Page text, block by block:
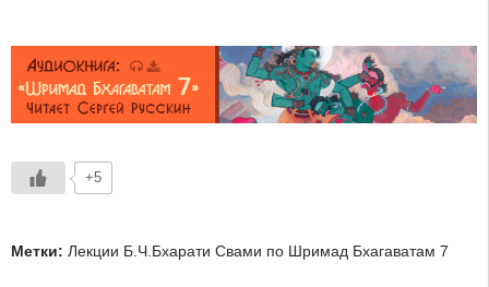
+5
Метки: Лекции Б.Ч.Бхарати Свами по Шримад Бхагаватам 7